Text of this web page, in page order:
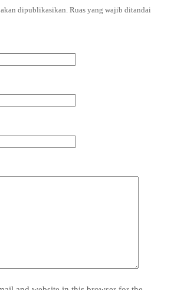
dipublikasikan. Ruas yang wajib ditandai